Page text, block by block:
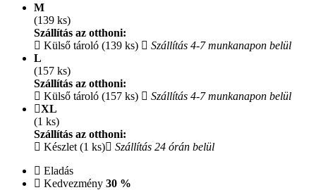
M
(139 ks)
Szállítás az otthoni:
Külső tároló (139 ks)
Szállítás 4-7 munkanapon belül
L
(157 ks)
Szállítás az otthoni:
Külső tároló (157 ks)
Szállítás 4-7 munkanapon belül
XL
(1 ks)
Szállítás az otthoni:
Készlet (1 ks)
Szállítás 24 órán belül
Eladás
Kedvezmény 30 %